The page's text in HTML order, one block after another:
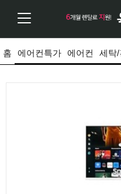
홈 에어컨특가 에어컨 세탁/